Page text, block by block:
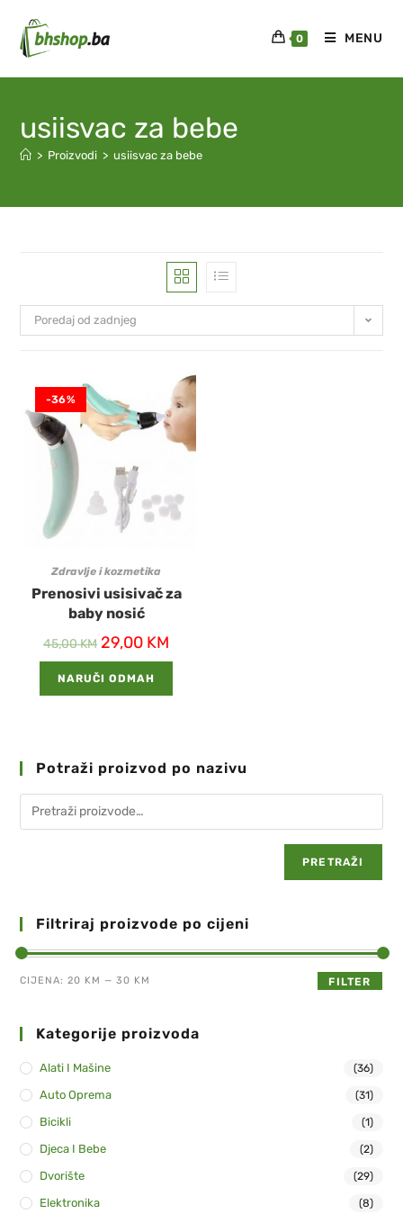
0 MENU
usiisvac za bebe
> Proizvodi > usiisvac za bebe
Poredaj od zadnjeg
-36%
Zdravlje i kozmetika
Prenosivi usisivač za
baby nosić
45,00KM 29,00 KM
NARUČI ODMAH
Potraži proizvod po nazivu
PRETRAŽI
Filtriraj proizvode po cijeni
FILTER
CIJENA:20 KM —30 KM
Kategorije proizvoda
Alati I Mašine (36)
Auto Oprema (31)
Bicikli (1)
Djeca I Bebe (2)
Dvorište (29)
Elektronika (8)